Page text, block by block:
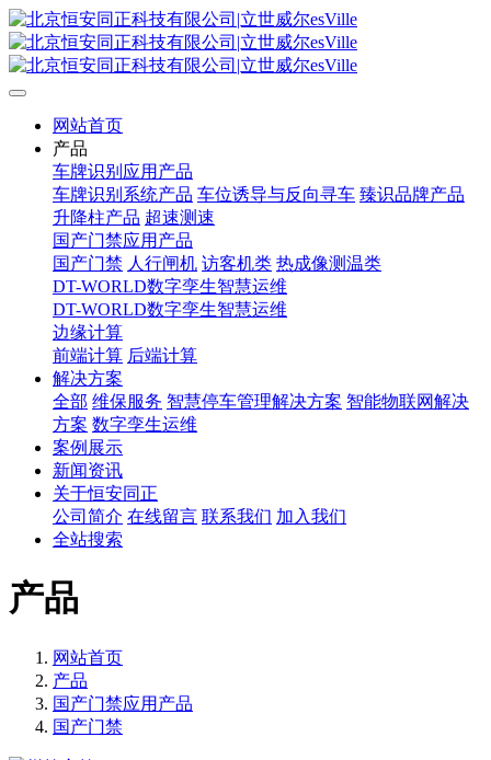
网站首页
产品
车牌识别应用产品
车牌识别系统产品 车位诱导与反向寻车 臻识品牌产品
升降柱产品 超速测速
国产门禁应用产品
国产门禁 人行闸机 访客机类 热成像测温类
DT-WORLD数字孪生智慧运维
DT-WORLD数字孪生智慧运维
边缘计算
前端计算 后端计算
解决方案
全部 维保服务 智慧停车管理解决方案 智能物联网解决
方案 数字孪生运维
案例展示
新闻资讯
关于恒安同正
公司简介 在线留言 联系我们 加入我们
全站搜索
产品
网站首页
产品
国产门禁应用产品
国产门禁